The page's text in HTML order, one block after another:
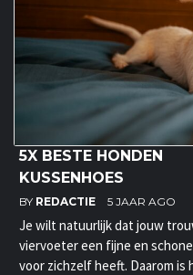
5X BESTE HONDEN
KUSSENHOES
BY REDACTIE 5 JAAR AGO
Je wilt natuurlijk dat jouw
viervoeter een fijne en
voor zichzelf heeft. Daarom is